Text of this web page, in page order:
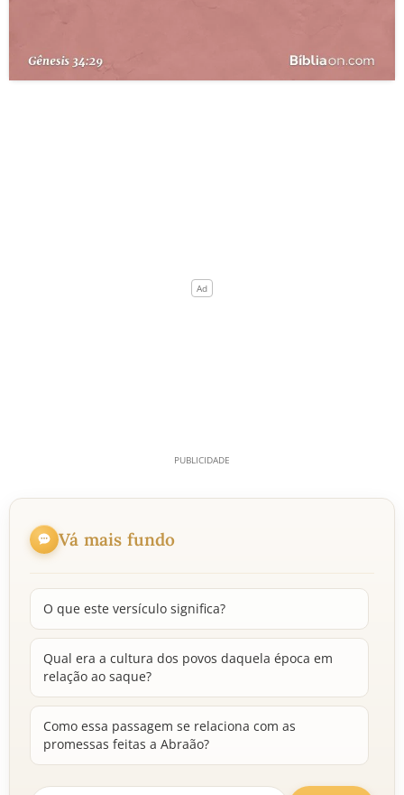
TERMO BÍBLICO
Vá mais fundo
O que este versículo significa?
Qual era a cultura dos povos daquela época em
relação ao saque?
Como essa passagem se relaciona com as
promessas feitas a Abraão?